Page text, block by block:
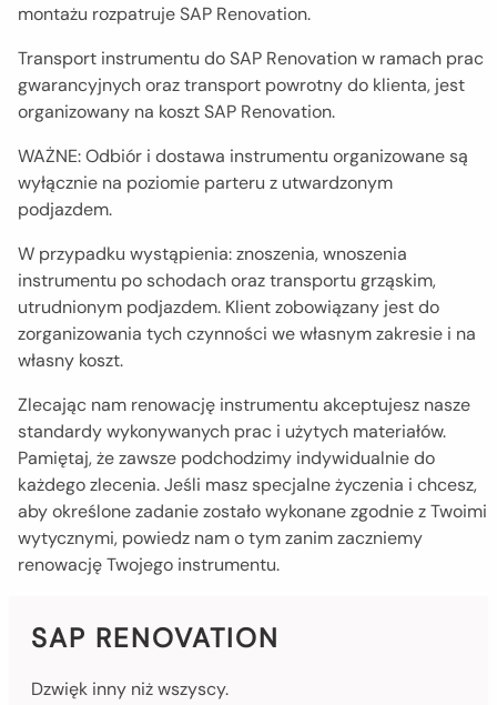
montażu rozpatruje SAP Renovation.
Transport instrumentu do SAP Renovation w ramach prac
gwarancyjnych oraz transport powrotny do klienta, jest
organizowany na koszt SAP Renovation.
WAŻNE: Odbiór i dostawa instrumentu organizowane są
wyłącznie na poziomie parteru z utwardzonym
podjazdem.
W przypadku wystąpienia: znoszenia, wnoszenia
instrumentu po schodach oraz transportu grząskim,
utrudnionym podjazdem. Klient zobowiązany jest do
zorganizowania tych czynności we własnym zakresie i na
własny koszt.
Zlecając nam renowację instrumentu akceptujesz nasze
standardy wykonywanych prac i użytych materiałów.
Pamiętaj, że zawsze podchodzimy indywidualnie do
każdego zlecenia. Jeśli masz specjalne życzenia i chcesz,
aby określone zadanie zostało wykonane zgodnie z Twoimi
wytycznymi, powiedz nam o tym zanim zaczniemy
renowację Twojego instrumentu.
SAP RENOVATION
Dzwięk inny niż wszyscy.